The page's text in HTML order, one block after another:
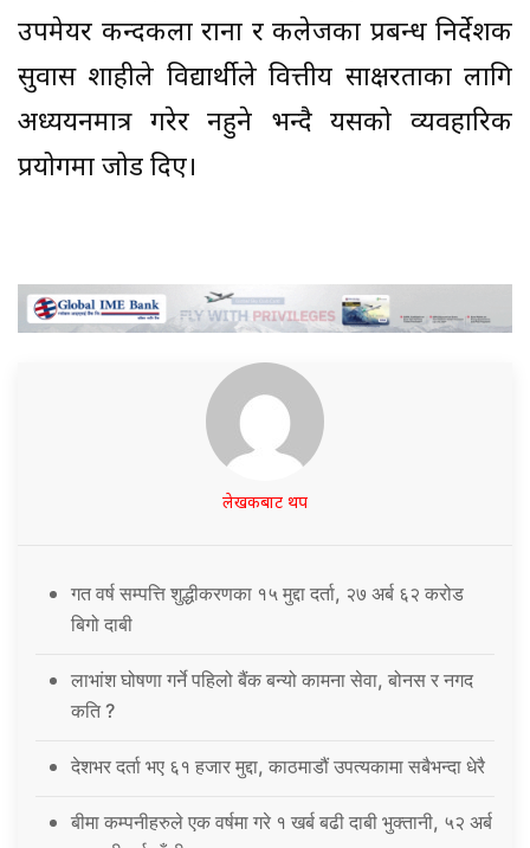
उपमेयर कन्दकला राना र कलेजका प्रबन्ध निर्देशक
सुवास शाहीले विद्यार्थीले वित्तीय साक्षरताका लागि
अध्ययनमात्र गरेर नहुने भन्दै यसको व्यवहारिक
प्रयोगमा जोड दिए।
लेखकबाट थप
गत वर्ष सम्पत्ति शुद्धीकरणका १५ मुद्दा दर्ता, २७ अर्ब ६२ करोड
बिगो दाबी
लाभांश घोषणा गर्ने पहिलो बैंक बन्यो कामना सेवा, बोनस र नगद
कति ?
देशभर दर्ता भए ६१ हजार मुद्दा, काठमाडौं उपत्यकामा सबैभन्दा धेरै
बीमा कम्पनीहरुले एक वर्षमा गरे १ खर्ब बढी दाबी भुक्तानी, ५२ अर्ब